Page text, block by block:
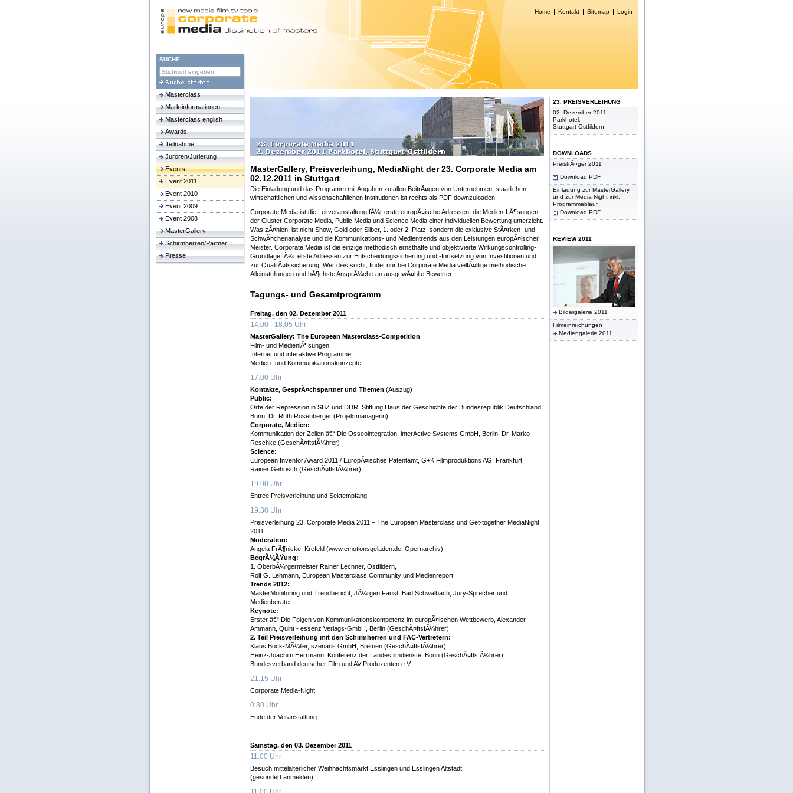
Home Kontakt Sitemap Login
SUCHE
Masterclass
Marktinformationen
Masterclass english
Awards
Teilnahme
Juroren/Jurierung
Events
Event 2011
Event 2010
Event 2009
Event 2008
MasterGallery
Schirmherren/Partner
Presse
MasterGallery, Preisverleihung, MediaNight der 23. Corporate Media am
02.12.2011 in Stuttgart
Die Einladung und das Programm mit Angaben zu allen BeitrÃ¤gen von Unternehmen, staatlichen,
wirtschaftlichen und wissenschaftlichen Institutionen ist rechts als PDF downzuloaden.
Corporate Media ist die Leitveranstaltung fÃ¼r erste europÃ¤ische Adressen, die Medien-LÃ¶sungen
der Cluster Corporate Media, Public Media und Science Media einer individuellen Bewertung unterzieht.
Was zÃ¤hlen, ist nicht Show, Gold oder Silber, 1. oder 2. Platz, sondern die exklusive StÃ¤rken- und
SchwÃ¤chenanalyse und die Kommunikations- und Medientrends aus den Leistungen europÃ¤ischer
Meister. Corporate Media ist die einzige methodisch ernsthafte und objektivierte Wirkungscontrolling-
Grundlage fÃ¼r erste Adressen zur Entscheidungssicherung und -fortsetzung von Investitionen und
zur QualitÃ¤tssicherung. Wer dies sucht, findet nur bei Corporate Media vielfÃ¤ltige methodische
Alleinstellungen und hÃ¶chste AnsprÃ¼che an ausgewÃ¤hlte Bewerter.
Tagungs- und Gesamtprogramm
Freitag, den 02. Dezember 2011
14.00 - 18.05 Uhr
MasterGallery: The European Masterclass-Competition
Film- und MedienlÃ¶sungen,
Internet und interaktive Programme,
Medien- und Kommunikationskonzepte
17.00 Uhr
Kontakte, GesprÃ¤chspartner und Themen (Auszug)
Public:
Orte der Repression in SBZ und DDR, Stiftung Haus der Geschichte der Bundesrepublik Deutschland,
Bonn, Dr. Ruth Rosenberger (Projektmanagerin)
Corporate, Medien:
Kommunikation der Zellen â€“ Die Osseointegration, interActive Systems GmbH, Berlin, Dr. Marko
Reschke (GeschÃ¤ftsfÃ¼hrer)
Science:
European Inventor Award 2011 / EuropÃ¤isches Patentamt, G+K Filmproduktions AG, Frankfurt,
Rainer Gehrisch (GeschÃ¤ftsfÃ¼hrer)
19.00 Uhr
Entree Preisverleihung und Sektempfang
19.30 Uhr
Preisverleihung 23. Corporate Media 2011 – The European Masterclass und Get-together MediaNight
2011
Moderation:
Angela FrÃ¶nicke, Krefeld (www.emotionsgeladen.de, Opernarchiv)
BegrÃ¼ÃŸung:
1. OberbÃ¼rgermeister Rainer Lechner, Ostfildern,
Rolf G. Lehmann, European Masterclass Community und Medienreport
Trends 2012:
MasterMonitoring und Trendbericht, JÃ¼rgen Faust, Bad Schwalbach, Jury-Sprecher und
Medienberater
Keynote:
Erster â€“ Die Folgen von Kommunikationskompetenz im europÃ¤ischen Wettbewerb, Alexander
Ammann, Quint - essenz Verlags-GmbH, Berlin (GeschÃ¤ftsfÃ¼hrer)
2. Teil Preisverleihung mit den Schirmherren und FAC-Vertretern:
Klaus Bock-MÃ¼ller, szenaris GmbH, Bremen (GeschÃ¤ftsfÃ¼hrer)
Heinz-Joachim Herrmann, Konferenz der Landesfilmdienste, Bonn (GeschÃ¤ftsfÃ¼hrer),
Bundesverband deutscher Film und AV-Produzenten e.V.
21.15 Uhr
Corporate Media-Night
0.30 Uhr
Ende der Veranstaltung
Samstag, den 03. Dezember 2011
11.00 Uhr
Besuch mittelalterlicher Weihnachtsmarkt Esslingen und Esslingen Altstadt
(gesondert anmelden)
23. PREISVERLEIHUNG
02. Dezember 2011
Parkhotel,
Stuttgart-Ostfildern
DOWNLOADS
PreistrÃ¤ger 2011
Download PDF
Einladung zur MasterGallery
und zur Media Night inkl.
Programmablauf
Download PDF
REVIEW 2011
Bildergalerie 2011
Filmeinreichungen
Mediengalerie 2011